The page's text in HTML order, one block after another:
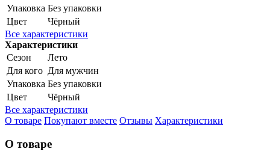
Упаковка Без упаковки
Цвет
Чёрный
Все характеристики
Характеристики
Сезон
Лето
Для кого Для мужчин
Упаковка Без упаковки
Цвет
Чёрный
Все характеристики
О товаре Покупают вместе Отзывы Характеристики
О товаре